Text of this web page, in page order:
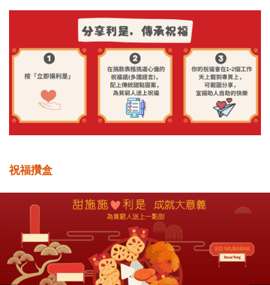
祝福攢盒